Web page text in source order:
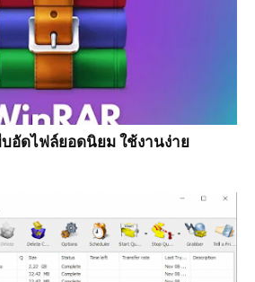
บอัดไฟล์ยอดนิยม ใช้งานง่าย